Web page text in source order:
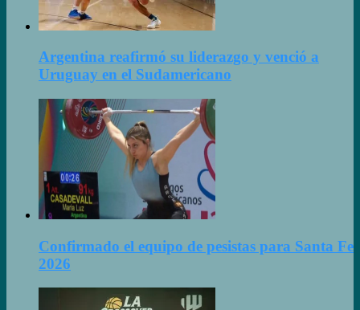
Argentina reafirmó su liderazgo y venció a
Uruguay en el Sudamericano
Confirmado el equipo de pesistas para Santa Fe
2026